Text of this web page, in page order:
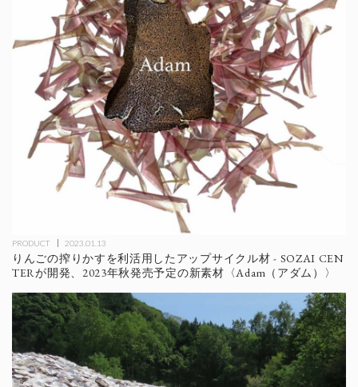
PRODUCT 2023.01.13
りんごの搾りかすを利活用したアップサイクル材 - SOZAI CEN
TERが開発、2023年秋発売予定の新素材〈Adam（アダム）〉